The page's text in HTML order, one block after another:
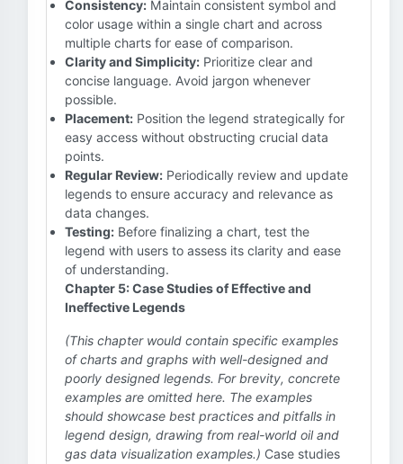
Consistency: Maintain consistent symbol and
color usage within a single chart and across
multiple charts for ease of comparison.
Clarity and Simplicity: Prioritize clear and
concise language. Avoid jargon whenever
possible.
Placement: Position the legend strategically for
easy access without obstructing crucial data
points.
Regular Review: Periodically review and update
legends to ensure accuracy and relevance as
data changes.
Testing: Before finalizing a chart, test the
legend with users to assess its clarity and ease
of understanding.
Chapter 5: Case Studies of Effective and
Ineffective Legends
(This chapter would contain specific examples
of charts and graphs with well-designed and
poorly designed legends. For brevity, concrete
examples are omitted here. The examples
should showcase best practices and pitfalls in
legend design, drawing from real-world oil and
gas data visualization examples.) Case studies